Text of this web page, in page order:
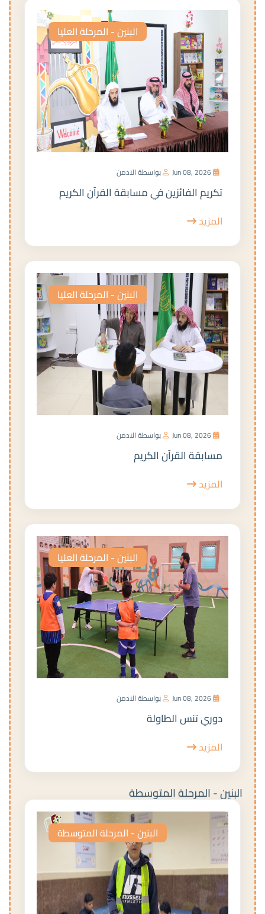
البنين - المرحلة العليا
بواسطة الادمن
تكريم الفائزين في مسابقة القرآن الكريم
المزيد
البنين - المرحلة العليا
بواسطة الادمن
مسابقة القرآن الكريم
المزيد
البنين - المرحلة العليا
بواسطة الادمن
دوري تنس الطاولة
المزيد
البنين - المرحلة المتوسطة
البنين - المرحلة المتوسطة